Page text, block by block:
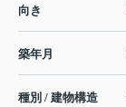
向き
築年月
種別 / 建物構造